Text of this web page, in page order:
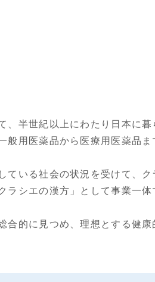
半世紀以上にわたり日本に
般用医薬品から医療用医薬品
ている社会の状況を受けて、
ラシエの漢方」として事業一
合的に見つめ、理想とする健